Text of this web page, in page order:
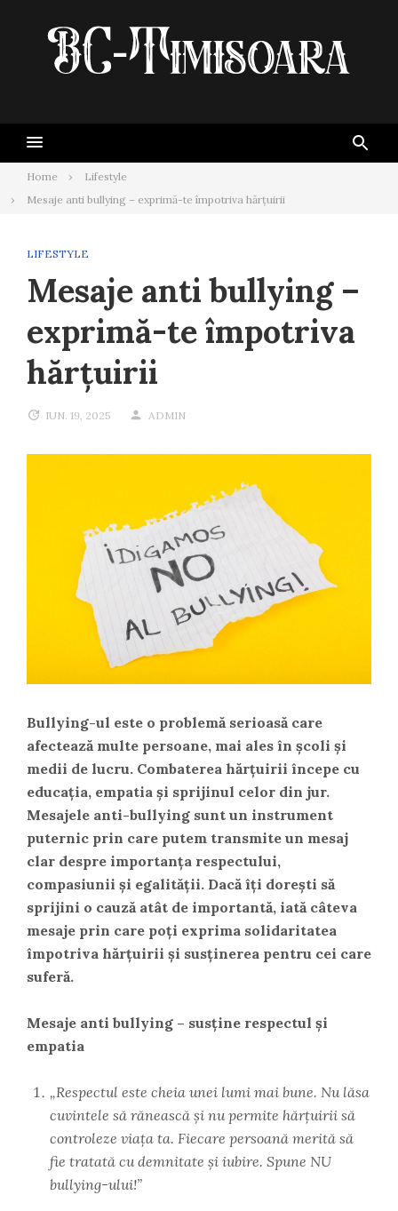
Home
Lifestyle
Mesaje anti bullying – exprimă-te împotriva hărțuirii
LIFESTYLE
Mesaje anti bullying –
exprimă-te împotriva
hărțuirii
IUN. 19, 2025 ADMIN
Bullying-ul este o problemă serioasă care
afectează multe persoane, mai ales în școli și
medii de lucru. Combaterea hărțuirii începe cu
educația, empatia și sprijinul celor din jur.
Mesajele anti-bullying sunt un instrument
puternic prin care putem transmite un mesaj
clar despre importanța respectului,
compasiunii și egalității. Dacă îți dorești să
sprijini o cauză atât de importantă, iată câteva
mesaje prin care poți exprima solidaritatea
împotriva hărțuirii și susținerea pentru cei care
suferă.
Mesaje anti bullying – susține respectul și
empatia
„Respectul este cheia unei lumi mai bune. Nu lăsa
cuvintele să rănească și nu permite hărțuirii să
controleze viața ta. Fiecare persoană merită să
fie tratată cu demnitate și iubire. Spune NU
bullying-ului!”